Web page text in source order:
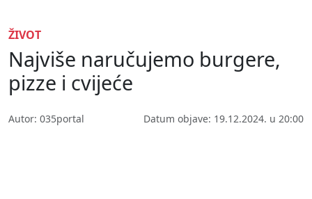
ŽIVOT
Najviše naručujemo burgere,
pizze i cvijeće
Autor: 035portal Datum objave: 19.12.2024. u 20:00